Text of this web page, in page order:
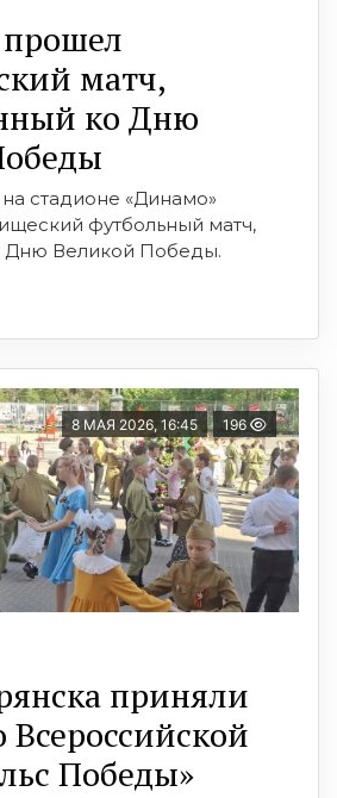
матч,
ко Дню
стадионе «Динамо»
футбольный матч,
Дню Великой Победы.
8 МАЯ 2026, 16:45 196
приняли
Всероссийской
Победы»